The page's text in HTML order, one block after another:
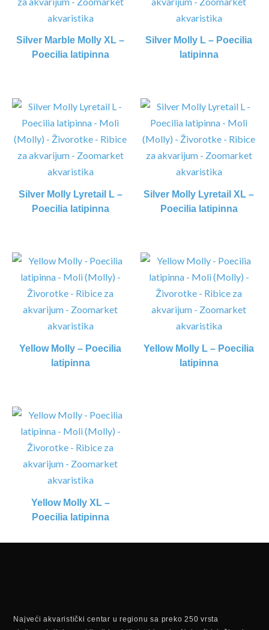
Silver Marble Molly XL –
Poecilia latipinna
Silver Molly L – Poecilia
latipinna
Silver Molly Lyretail L –
Poecilia latipinna
Silver Molly Lyretail XL –
Poecilia latipinna
Yellow Molly – Poecilia
latipinna
Yellow Molly L – Poecilia
latipinna
Yellow Molly XL –
Poecilia latipinna
Najveći akvaristički centar u regionu sa preko 250 vrsta